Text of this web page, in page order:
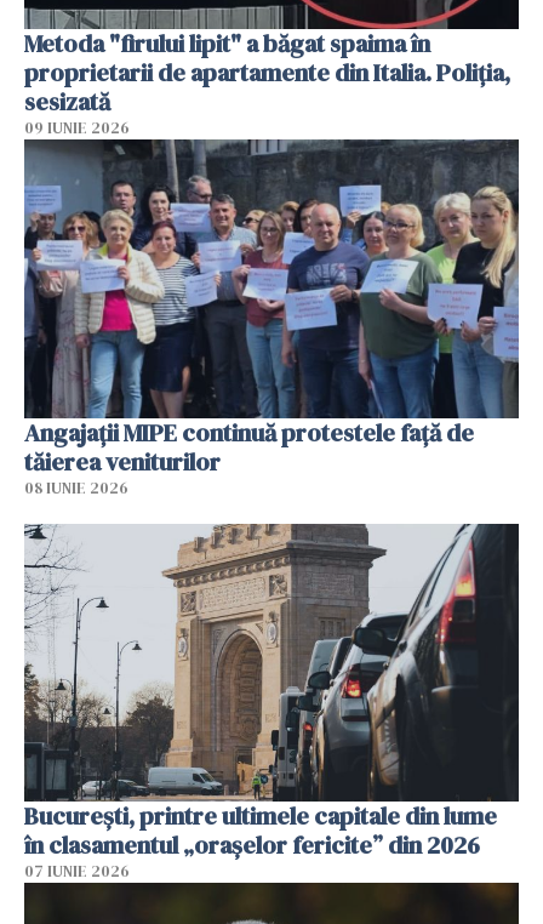
Metoda "firului lipit" a băgat spaima în
proprietarii de apartamente din Italia. Poliția,
sesizată
09 IUNIE 2026
Angajaţii MIPE continuă protestele faţă de
tăierea veniturilor
08 IUNIE 2026
București, printre ultimele capitale din lume
în clasamentul „orașelor fericite” din 2026
07 IUNIE 2026